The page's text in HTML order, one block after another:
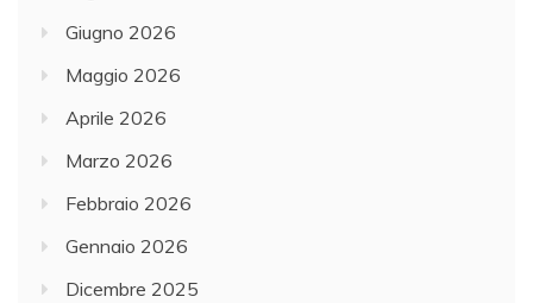
Giugno 2026
Maggio 2026
Aprile 2026
Marzo 2026
Febbraio 2026
Gennaio 2026
Dicembre 2025